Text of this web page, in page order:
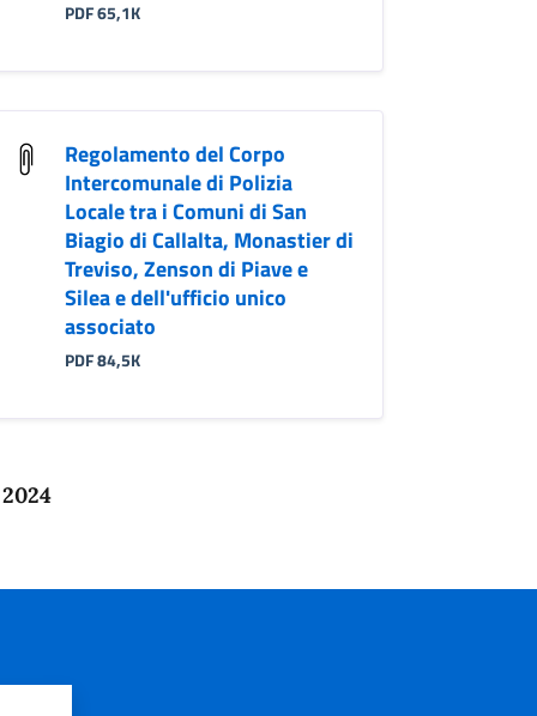
PDF 65,1K
Regolamento del Corpo
Intercomunale di Polizia
Locale tra i Comuni di San
Biagio di Callalta, Monastier di
Treviso, Zenson di Piave e
Silea e dell'ufficio unico
associato
PDF 84,5K